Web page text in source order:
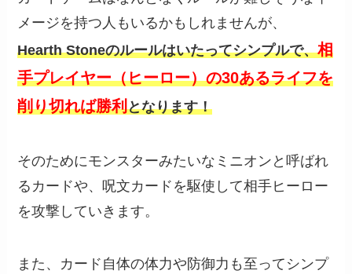
メージを持つ人もいるかもしれませんが、
Hearth Stoneのルールはいたってシンプルで、相
手プレイヤー（ヒーロー）の30あるライフを
削り切れば勝利となります！
そのためにモンスターみたいなミニオンと呼ばれ
るカードや、呪文カードを駆使して相手ヒーロー
を攻撃していきます。
また、カード自体の体力や防御力も至ってシンプ